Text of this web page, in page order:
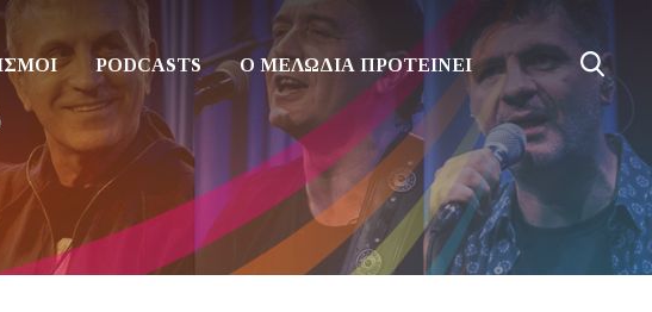
PODCASTS Ο ΜΕΛΩΔΙΑ ΠΡΟΤΕΙΝΕΙ